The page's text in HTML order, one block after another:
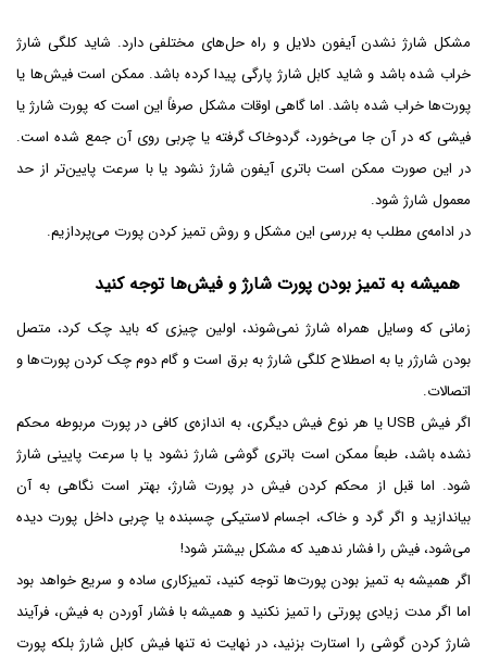
مشکل شارژ نشدن آیفون دلایل و راه حل‌های مختلفی دارد. شاید کلگی شارژ
خراب شده باشد و شاید کابل شارژ پارگی پیدا کرده باشد. ممکن است فیش‌ها یا
پورت‌ها خراب شده باشد. اما گاهی اوقات مشکل صرفاً این است که پورت شارژ یا
فیشی که در آن جا می‌خورد، گردوخاک گرفته یا چربی روی آن جمع شده است.
در این صورت ممکن است باتری آیفون شارژ نشود یا با سرعت پایین‌تر از حد
معمول شارژ شود.
در ادامه‌ی مطلب به بررسی این مشکل و روش تمیز کردن پورت می‌پردازیم.
همیشه به تمیز بودن پورت شارژ و فیش‌ها توجه کنید
زمانی که وسایل همراه شارژ نمی‌شوند، اولین چیزی که باید چک کرد، متصل
بودن شارژر یا به اصطلاح کلگی شارژ به برق است و گام دوم چک کردن پورت‌ها و
اتصالات.
اگر فیش USB یا هر نوع فیش دیگری، به اندازه‌ی کافی در پورت مربوطه محکم
نشده باشد، طبعاً ممکن است باتری گوشی شارژ نشود یا با سرعت پایینی شارژ
شود. اما قبل از محکم کردن فیش در پورت شارژ، بهتر است نگاهی به آن
بیاندازید و اگر گرد و خاک، اجسام لاستیکی چسبنده یا چربی داخل پورت دیده
می‌شود، فیش را فشار ندهید که مشکل بیشتر شود!
اگر همیشه به تمیز بودن پورت‌ها توجه کنید، تمیزکاری ساده و سریع خواهد بود
اما اگر مدت زیادی پورتی را تمیز نکنید و همیشه با فشار آوردن به فیش، فرآیند
شارژ کردن گوشی را استارت بزنید، در نهایت نه تنها فیش کابل شارژ بلکه پورت